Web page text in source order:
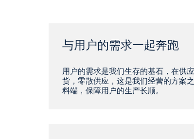
与用户的需求一起奔跑
用户的需求是我们生存的基石，在供
货，零散供应，这是我们经营的方案
料端，保障用户的生产长顺。